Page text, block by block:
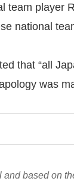
team player
national
that “all
was
based on